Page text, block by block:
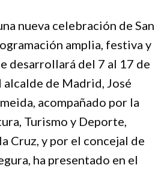
nueva celebración de San
amplia, festiva y
desarrollará del 7 al 17 de
alcalde de Madrid, José
acompañado por la
Turismo y Deporte,
Cruz, y por el concejal de
ha presentado en el